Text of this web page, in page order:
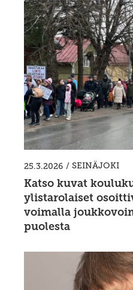
25.3.2026 / SEINÄJOKI
Katso kuvat
ylistarolaiset
voimalla
puolesta